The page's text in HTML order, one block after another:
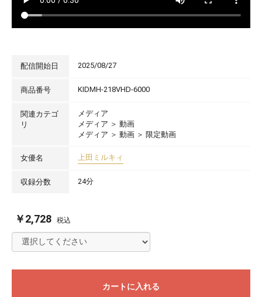
配信開始日 2025/08/27
商品番号 KIDMH-218VHD-6000
関連カテゴ
リ
メディア
メディア ＞ 動画
メディア ＞ 動画 ＞ 限定動画
女優名 上田ミルキィ
収録分数 24分
￥2,728 税込
カートに入れる